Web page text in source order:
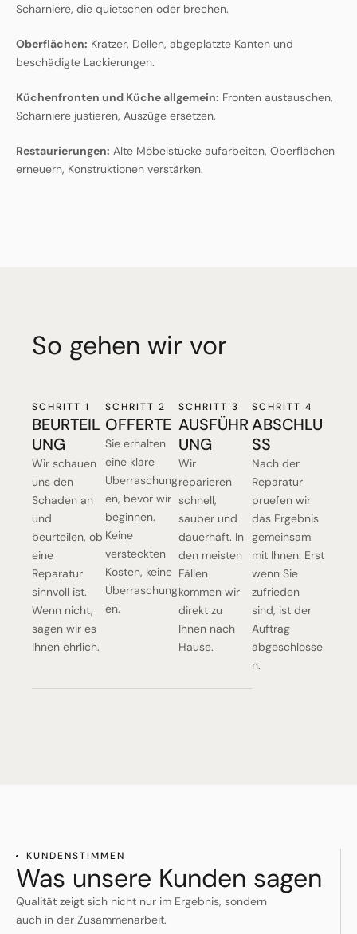
Scharniere, die quietschen oder brechen.
Oberflächen: Kratzer, Dellen, abgeplatzte Kanten und
beschädigte Lackierungen.
Küchenfronten und Küche allgemein: Fronten austauschen,
Scharniere justieren, Auszüge ersetzen.
Restaurierungen: Alte Möbelstücke aufarbeiten, Oberflächen
erneuern, Konstruktionen verstärken.
So gehen wir vor
SCHRITT 1
BEURTEIL
UNG
Wir schauen
uns den
Schaden an
und
beurteilen, ob
eine
Reparatur
sinnvoll ist.
Wenn nicht,
sagen wir es
Ihnen ehrlich.
SCHRITT 2
OFFERTE
Sie erhalten
eine klare
Überraschung
en, bevor wir
beginnen.
Keine
versteckten
Kosten, keine
Überraschung
en.
SCHRITT 3
AUSFÜHR
UNG
Wir
reparieren
schnell,
sauber und
dauerhaft. In
den meisten
Fällen
kommen wir
direkt zu
Ihnen nach
Hause.
SCHRITT 4
ABSCHLU
SS
Nach der
Reparatur
pruefen wir
das Ergebnis
gemeinsam
mit Ihnen. Erst
wenn Sie
zufrieden
sind, ist der
Auftrag
abgeschlosse
n.
KUNDENSTIMMEN
Was unsere Kunden sagen
Qualität zeigt sich nicht nur im Ergebnis, sondern
auch in der Zusammenarbeit.